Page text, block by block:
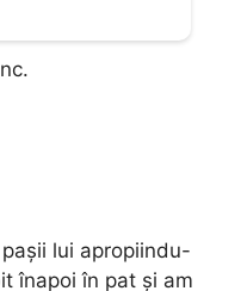
lui apropiindu-
înapoi în pat și am